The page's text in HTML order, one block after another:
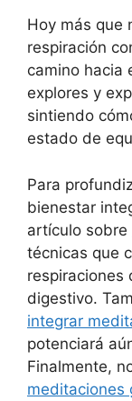
Hoy más que
respiración
camino hacia
explores y
sintiendo
estado de
Para
bienestar
artículo sobre
técnicas que
respiraciones
digestivo.
integrar
potenciará
Finalmente,
meditaciones